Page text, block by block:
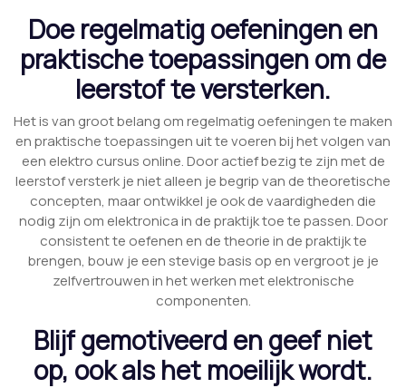
Doe regelmatig oefeningen en
praktische toepassingen om de
leerstof te versterken.
Het is van groot belang om regelmatig oefeningen te maken
en praktische toepassingen uit te voeren bij het volgen van
een elektro cursus online. Door actief bezig te zijn met de
leerstof versterk je niet alleen je begrip van de theoretische
concepten, maar ontwikkel je ook de vaardigheden die
nodig zijn om elektronica in de praktijk toe te passen. Door
consistent te oefenen en de theorie in de praktijk te
brengen, bouw je een stevige basis op en vergroot je je
zelfvertrouwen in het werken met elektronische
componenten.
Blijf gemotiveerd en geef niet
op, ook als het moeilijk wordt.